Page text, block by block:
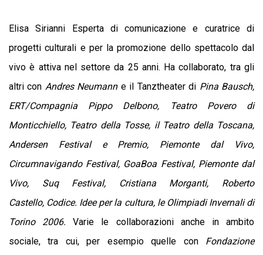
Elisa Sirianni Esperta di comunicazione e curatrice di
progetti culturali e per la promozione dello spettacolo dal
vivo è attiva nel settore da 25 anni. Ha collaborato, tra gli
altri con Andres Neumann e il Tanztheater di Pina Bausch,
ERT/Compagnia Pippo Delbono, Teatro Povero di
Monticchiello, Teatro della Tosse, il Teatro della Toscana,
Andersen Festival e Premio, Piemonte dal Vivo,
Circumnavigando Festival, GoaBoa Festival, Piemonte dal
Vivo, Suq Festival, Cristiana Morganti, Roberto
Castello, Codice. Idee per la cultura, le Olimpiadi Invernali di
Torino 2006.Varie le collaborazioni anche in ambito
sociale, tra cui, per esempio quelle conFondazione